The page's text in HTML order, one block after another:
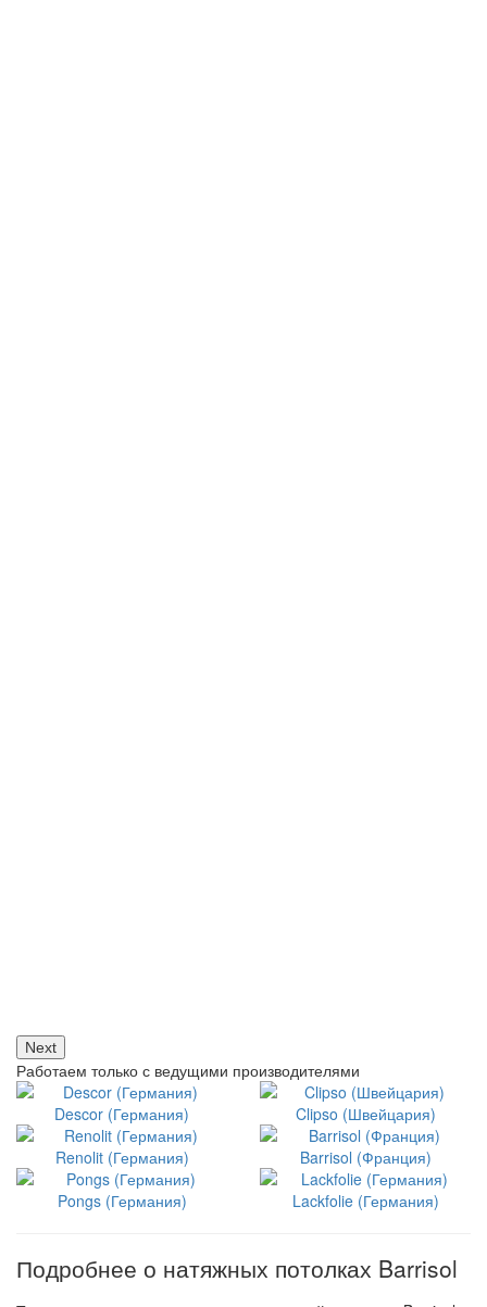
Next
Работаем только с ведущими производителями
Descor (Германия)
Clipso (Швейцария)
Renolit (Германия)
Barrisol (Франция)
Pongs (Германия)
Lackfolie (Германия)
Подробнее о натяжных потолках Barrisol